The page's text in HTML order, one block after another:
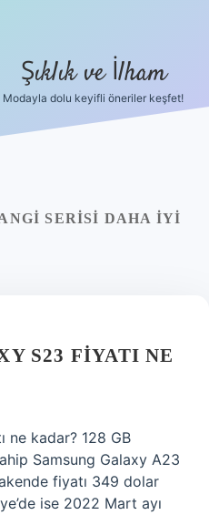
Şıklık ve İlham
Modayla dolu keyifli öneriler keşfet!
SERISI DAHA IYI
S23 FIYATI NE
ne kadar? 128 GB
Samsung Galaxy A23
fiyatı 349 dolar
ise 2022 Mart ayı